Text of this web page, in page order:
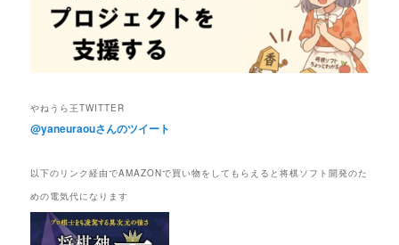
やねうら王TWITTER
@yaneuraouさんのツイート
以下のリンク経由でAMAZONで買い物をしてもらえると将棋ソフト開発のた
めの電気代になります